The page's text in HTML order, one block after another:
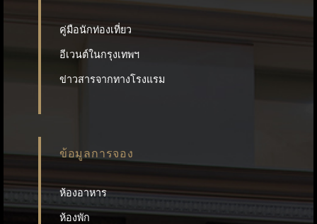
คู่มือนักท่องเที่ยว
อีเวนต์ในกรุงเทพฯ
ข่าวสารจากทางโรงแรม
ข้อมูลการจอง
ห้องอาหาร
ห้องพัก